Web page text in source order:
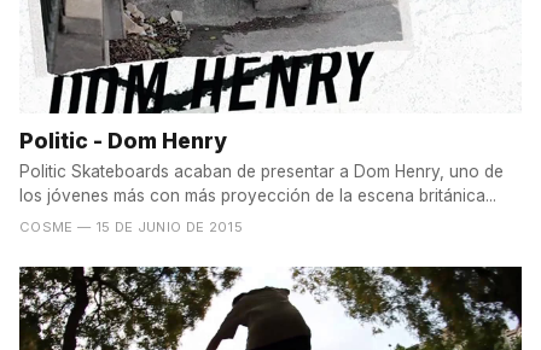
Politic - Dom Henry
Politic Skateboards acaban de presentar a Dom Henry, uno de
los jóvenes más con más proyección de la escena británica...
COSME — 15 DE JUNIO DE 2015